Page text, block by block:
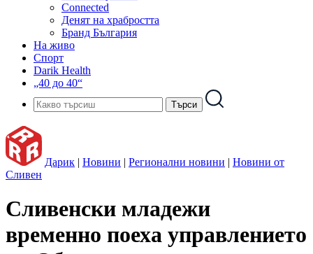
Connected
Денят на храбростта
Бранд България
На живо
Спорт
Darik Health
„40 до 40“
Дарик | Новини | Регионални новини | Новини от
Сливен
Сливенски младежи
временно поеха управлението